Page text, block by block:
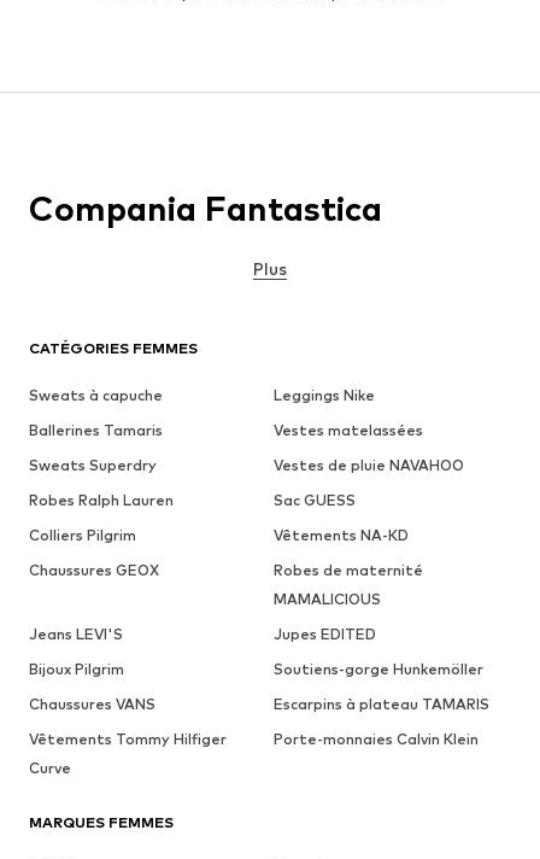
CATÉGORIES FEMMES
Sweats à capuche
Leggings Nike
Ballerines Tamaris
Vestes matelassées
Sweats Superdry
Vestes de pluie NAVAHOO
Robes Ralph Lauren
Sac GUESS
Colliers Pilgrim
Vêtements NA-KD
Chaussures GEOX
Robes de maternité
MAMALICIOUS
Jeans LEVI'S
Jupes EDITED
Bijoux Pilgrim
Soutiens-gorge Hunkemöller
Chaussures VANS
Escarpins à plateau TAMARIS
Vêtements Tommy Hilfiger
Curve
Porte-monnaies Calvin Klein
MARQUES FEMMES
Compania Fantastica
Plus